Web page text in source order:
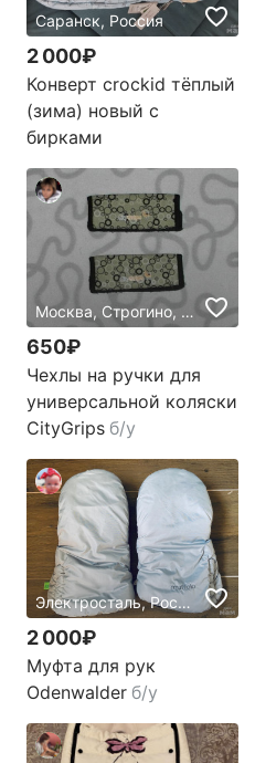
Саранск, Россия
2 000₽
Конверт crockid тёплый
(зима) новый с
бирками
Москва, Строгино, Россия
650₽
Чехлы на ручки для
универсальной коляски
CityGrips б/у
Электросталь, Россия
2 000₽
Муфта для рук
Odenwalder б/у